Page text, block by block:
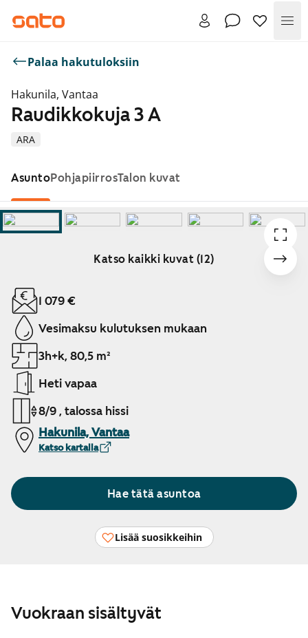
Palaa hakutuloksiin
Hakunila, Vantaa
ARA
Raudikkokuja 3 A
AsuntoPohjapiirrosTalon kuvat
Katso kaikki kuvat (12)
Näytetään dia 1 / 12
1 079 €
Vesimaksu kulutuksen mukaan
3h+k, 80,5 m²
Heti vapaa
8/9 , talossa hissi
Hakunila, Vantaa
Katso kartalla
Hae tätä asuntoa
Lisää suosikkeihin
Vuokraan sisältyvät